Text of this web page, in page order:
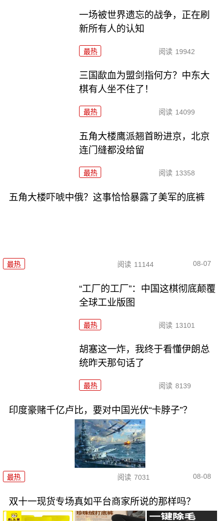
一场被世界遗忘的战争，正在刷
新所有人的认知
最热 阅读 19942
三国歃血为盟剑指何方？中东大
棋有人坐不住了！
最热 阅读 14099
五角大楼鹰派翘首盼进京，北京
连门缝都没给留
最热 阅读 13358
五角大楼吓唬中俄？这事恰恰暴露了美军的底裤
最热 阅读 11144 08-07
“工厂的工厂”：中国这棋彻底颠覆
全球工业版图
最热 阅读 13101
胡塞这一炸，我终于看懂伊朗总
统昨天那句话了
最热 阅读 8139
印度豪赌千亿卢比，要对中国光伏“卡脖子”？
最热 阅读 7031 08-08
双十一现货专场真如平台商家所说的那样吗？